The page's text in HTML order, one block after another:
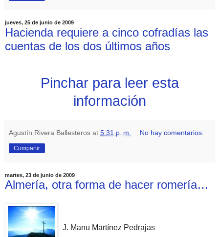
jueves, 25 de junio de 2009
Hacienda requiere a cinco cofradías las
cuentas de los dos últimos años
Pinchar para leer esta
información
Agustín Rivera Ballesteros at 5:31 p. m. No hay comentarios:
Compartir
martes, 23 de junio de 2009
Almería, otra forma de hacer romería…
J. Manu Martínez Pedrajas